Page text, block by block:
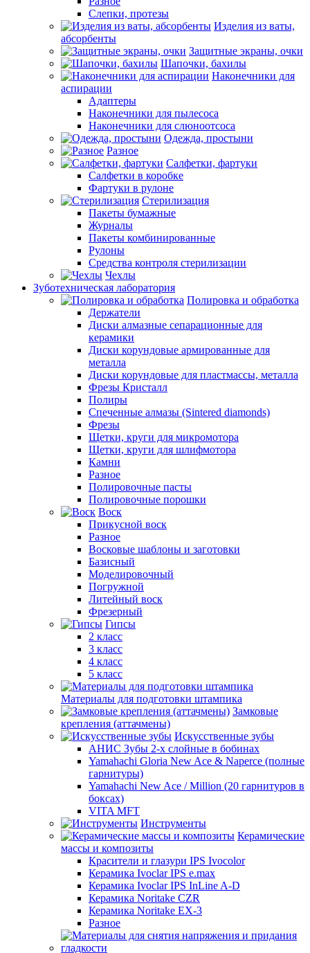
Слепки, протезы
Изделия из ваты,
абсорбенты
Защитные экраны, очки
Шапочки, бахилы
Наконечники для
аспирации
Адаптеры
Наконечники для пылесоса
Наконечники для слюноотсоса
Одежда, простыни
Разное
Салфетки, фартуки
Салфетки в коробке
Фартуки в рулоне
Стерилизация
Пакеты бумажные
Журналы
Пакеты комбинированные
Рулоны
Средства контроля стерилизации
Чехлы
Зуботехническая лаборатория
Полировка и обработка
Держатели
Диски алмазные сепарационные для
керамики
Диски корундовые армированные для
металла
Диски корундовые для пластмассы, металла
Фрезы Кристалл
Полиры
Спеченные алмазы (Sintered diamonds)
Фрезы
Щетки, круги для микромотора
Щетки, круги для шлифмотора
Камни
Разное
Полировочные пасты
Полировочные порошки
Воск
Прикусной воск
Разное
Восковые шаблоны и заготовки
Базисный
Моделировочный
Погружной
Литейный воск
Фрезерный
Гипсы
2 класс
3 класс
4 класс
5 класс
Материалы для подготовки штампика
Замковые
крепления (аттачмены)
Искусственные зубы
АНИС Зубы 2-х слойные в бобинах
Yamahachi Gloria New Ace & Naperce (полные
гарнитуры)
Yamahachi New Ace / Million (20 гарнитуров в
боксах)
VITA MFT
Инструменты
Керамические
массы и композиты
Красители и глазури IPS Ivocolor
Керамика Ivoclar IPS e.max
Керамика Ivoclar IPS InLine A-D
Керамика Noritake CZR
Керамика Noritake EX-3
Разное